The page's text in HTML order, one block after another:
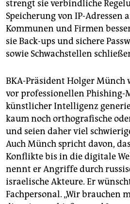
strengt sie verbindliche
Speicherung von IP-Adressen
Kommunen und Firmen
sie Back-ups und sichere
sowie Schwachstellen
BKA-Präsident Holger Münch
vor professionellen Phishing-
künstlicher Intelligenz
kaum noch orthografische
und seien daher viel
Auch Münch spricht davon,
Konflikte bis in die digitale
nennt er Angriffe durch
israelische Akteure. Er
Fachpersonal. „Wir brauchen